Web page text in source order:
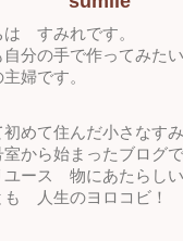
は すみれです。
自分の手で作ってみた
婦です。
めて住んだ小さなす
室から始まったブログ
ユース 物にあたらし
も 人生のヨロコビ！